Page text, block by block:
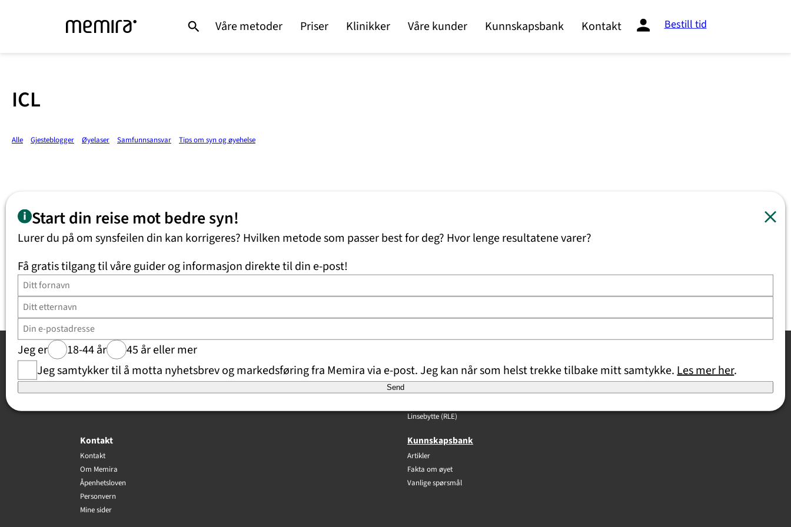
Våre metoder Priser Klinikker Våre kunder Kunnskapsbank Kontakt Bestill tid
ICL
Alle Gjesteblogger Øyelaser Samfunnsansvar Tips om syn og øyehelse
Anmeldelser
Trustpilot
Våre metoder
Linsebytte (RLE)
Kontakt
Kontakt
Om Memira
Åpenhetsloven
Personvern
Mine sider
Kunnskapsbank
Artikler
Fakta om øyet
Vanlige spørsmål
Start din reise mot bedre syn!
Lurer du på om synsfeilen din kan korrigeres? Hvilken metode som passer best for deg? Hvor lenge resultatene varer?
Få gratis tilgang til våre guider og informasjon direkte til din e-post!
Jeg er 18-44 år
45 år eller mer
Jeg samtykker til å motta nyhetsbrev og markedsføring fra Memira via e-post. Jeg kan når som helst trekke tilbake mitt samtykke.Les mer her.
Send